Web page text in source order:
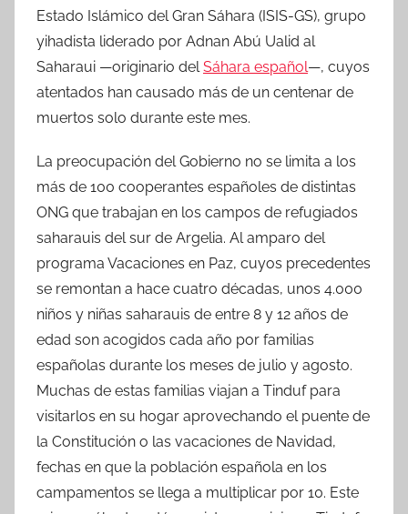
Estado Islámico del Gran Sáhara (ISIS-GS), grupo
yihadista liderado por Adnan Abú Ualid al
Saharaui —originario del Sáhara español—, cuyos
atentados han causado más de un centenar de
muertos solo durante este mes.
La preocupación del Gobierno no se limita a los
más de 100 cooperantes españoles de distintas
ONG que trabajan en los campos de refugiados
saharauis del sur de Argelia. Al amparo del
programa Vacaciones en Paz, cuyos precedentes
se remontan a hace cuatro décadas, unos 4.000
niños y niñas saharauis de entre 8 y 12 años de
edad son acogidos cada año por familias
españolas durante los meses de julio y agosto.
Muchas de estas familias viajan a Tinduf para
visitarlos en su hogar aprovechando el puente de
la Constitución o las vacaciones de Navidad,
fechas en que la población española en los
campamentos se llega a multiplicar por 10. Este